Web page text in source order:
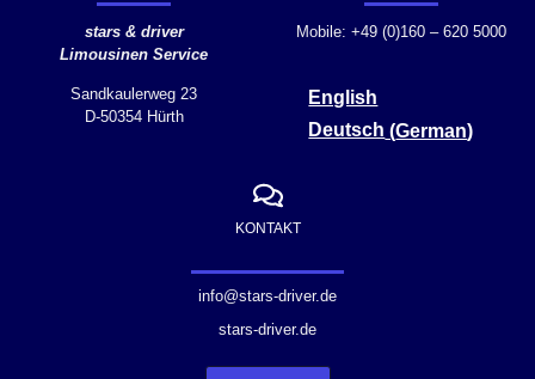
stars & driver
Limousinen Service
Sandkaulerweg 23
D-50354 Hürth
Mobile: +49 (0)160 – 620 5000
English
Deutsch (German)
KONTAKT
info@stars-driver.de
stars-driver.de